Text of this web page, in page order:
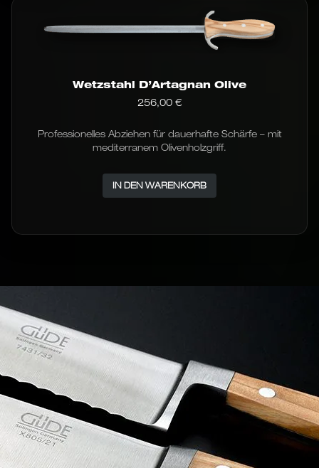
Wetzstahl D’Artagnan Olive
256,00 €
Professionelles Abziehen für dauerhafte Schärfe – mit
mediterranem Olivenholzgriff.
IN DEN WARENKORB